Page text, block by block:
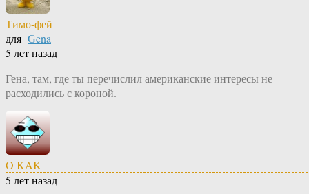
Тимо-фей
для Gena
5 лет назад
Гена, там, где ты перечислил американские интересы не
расходились с короной.
O KAK
5 лет назад